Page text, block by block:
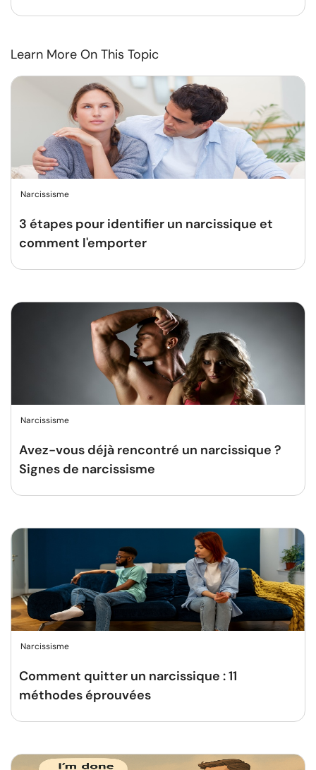
Learn More On This Topic
Narcissisme
3 étapes pour identifier un narcissique et
comment l'emporter
Narcissisme
Avez-vous déjà rencontré un narcissique ?
Signes de narcissisme
Narcissisme
Comment quitter un narcissique : 11
méthodes éprouvées